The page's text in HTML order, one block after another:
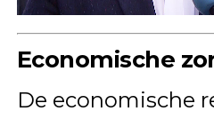
Economische
De economische